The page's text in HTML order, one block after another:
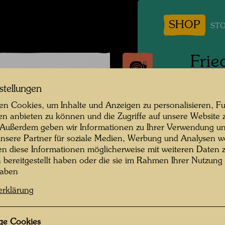
SHOP
Cookies, um Inhalte und Anzeigen zu personalisieren,
anbieten zu können und die Zugriffe auf unsere Website
geben wir Informationen zu Ihrer Verwendung
Partner für soziale Medien, Werbung und Analysen
diese Informationen möglicherweise mit weiteren Daten
bereitgestellt haben oder die sie im Rahmen Ihrer Nutzung
Cookies